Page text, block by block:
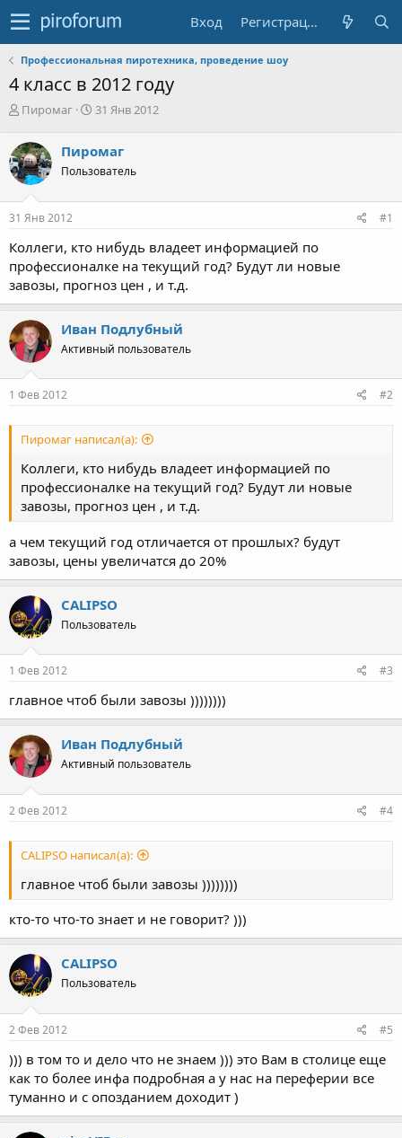
Вход Регистрация
Профессиональная пиротехника, проведение шоу
4 класс в 2012 году
А
т
о
р
т
е
м
Пиромаг
Д
а
н
ч
а
31 Янв 2012
Пиромаг
Пользователь
31 Янв 2012 #1
Коллеги, кто нибудь владеет информацией по
профессионалке на текущий год? Будут ли новые
завозы, прогноз цен , и т.д.
Иван Подлубный
Активный пользователь
1 Фев 2012 #2
Пиромаг написал(а):
Коллеги, кто нибудь владеет информацией по
профессионалке на текущий год? Будут ли новые
завозы, прогноз цен , и т.д.
а чем текущий год отличается от прошлых? будут
завозы, цены увеличатся до 20%
CALIPSO
Пользователь
1 Фев 2012 #3
главное чтоб были завозы ))))))))
Иван Подлубный
Активный пользователь
2 Фев 2012 #4
CALIPSO написал(а):
главное чтоб были завозы ))))))))
кто-то что-то знает и не говорит? )))
CALIPSO
Пользователь
2 Фев 2012 #5
))) в том то и дело что не знаем ))) это Вам в столице еще
как то более инфа подробная а у нас на переферии все
туманно и с опозданием доходит )